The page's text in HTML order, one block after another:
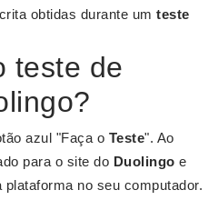
obtidas durante um teste
teste de
azul "Faça o Teste". Ao
para o site do Duolingo e
plataforma no seu computador.